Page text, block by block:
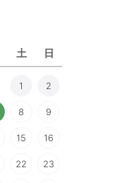
土 日
1 2
8 9
15 16
22 23